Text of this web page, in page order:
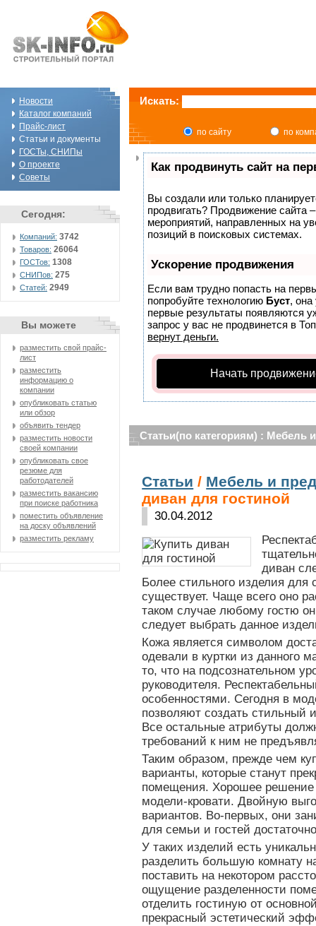
Новости
Каталог компаний
Прайс-лист
Статьи и документы
ГОСТы, СНИПы
О проекте
Советы
Сегодня:
Компаний: 3742
Товаров: 26064
ГОСТов: 1308
СНИПов: 275
Статей: 2949
Вы можете
разместить свой прайс-
лист
разместить
информацию о
компании
опубликовать статью
или обзор
объявить тендер
разместить новости
своей компании
опубликовать свое
резюме для
работодателей
разместить вакансию
при поиске работника
поместить объявление
на доску объявлений
разместить рекламу
Искать:
по сайту по
Как продвинуть сайт на
Вы создали или только
продвигать? Продвижение сайта
мероприятий, направленных на
позиций в поисковых системах.
Ускорение продвижения
Если вам трудно попасть на
попробуйте технологию Буст, она
первые результаты появляются
запрос у вас не продвинется в
вернут деньги.
Начать
Статьи(по категориям) : Мебель
Статьи / Мебель и
диван для гостиной
30.04.2012
диван
Более стильного изделия для
существует. Чаще всего оно
таком случае любому гостю
следует выбрать данное
Кожа является символом
одевали в куртки из данного
то, что на подсознательном
руководителя.
особенностями. Сегодня в
позволяют создать стильный
Все остальные атрибуты
требований к ним не
Таким образом, прежде чем
варианты, которые станут
помещения. Хорошее решение
модели-кровати. Двойную
вариантов. Во-первых, они
для семьи и гостей
У таких изделий есть
разделить большую комнату
поставить на некотором
ощущение разделенности
отделить гостиную от
прекрасный эстетический